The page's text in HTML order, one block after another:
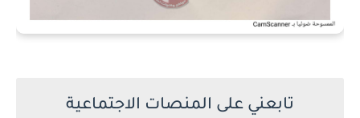
تابعني على المنصات الاجتماعية